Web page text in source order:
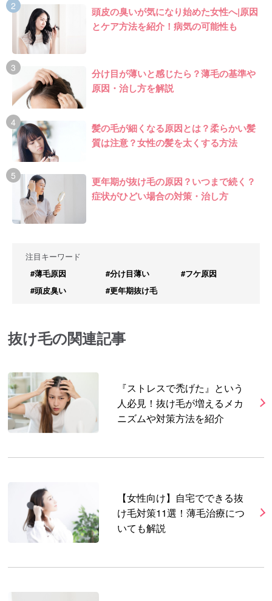
頭皮の臭いが気になり始めた女性へ|原因
とケア方法を紹介！病気の可能性も
分け目が薄いと感じたら？薄毛の基準や
原因・治し方を解説
髪の毛が細くなる原因とは？柔らかい髪
質は注意？女性の髪を太くする方法
更年期が抜け毛の原因？いつまで続く？
症状がひどい場合の対策・治し方
注目キーワード
#薄毛原因
#分け目薄い
#フケ原因
#頭皮臭い
#更年期抜け毛
抜け毛の関連記事
『ストレスで禿げた』という
人必見！抜け毛が増えるメカ
ニズムや対策方法を紹介
【女性向け】自宅でできる抜
け毛対策11選！薄毛治療につ
いても解説